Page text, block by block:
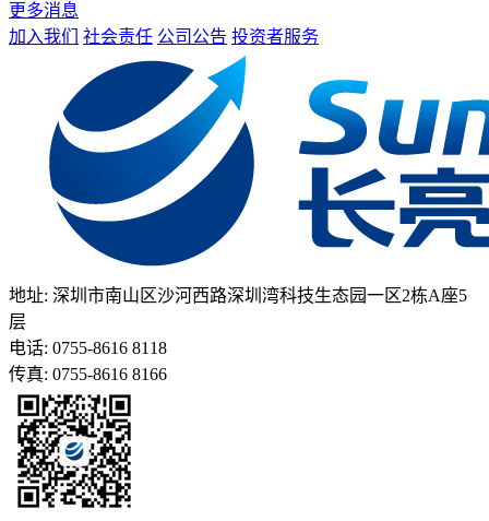
更多消息
加入我们
社会责任 公司公告 投资者服务
地址: 深圳市南山区沙河西路深圳湾科技生态园一区2栋A座5
层
电话: 0755-8616 8118
传真: 0755-8616 8166